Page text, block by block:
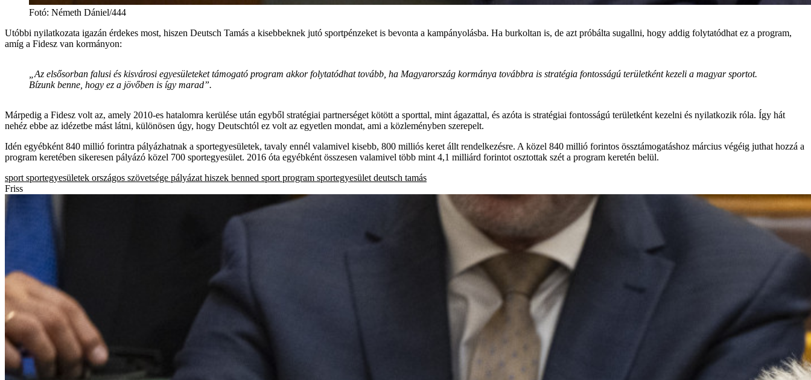
Fotó: Németh Dániel/444
Utóbbi nyilatkozata igazán érdekes most, hiszen Deutsch Tamás a kisebbeknek jutó sportpénzeket is bevonta a kampányolásba. Ha burkoltan is, de azt próbálta sugallni, hogy addig folytatódhat ez a program,
amíg a Fidesz van kormányon:
„Az elsősorban falusi és kisvárosi egyesületeket támogató program akkor folytatódhat tovább, ha Magyarország kormánya továbbra is stratégia fontosságú területként kezeli a magyar sportot.
Bízunk benne, hogy ez a jövőben is így marad”.
Márpedig a Fidesz volt az, amely 2010-es hatalomra kerülése után egyből stratégiai partnerséget kötött a sporttal, mint ágazattal, és azóta is stratégiai fontosságú területként kezelni és nyilatkozik róla. Így hát
nehéz ebbe az idézetbe mást látni, különösen úgy, hogy Deutschtól ez volt az egyetlen mondat, ami a közleményben szerepelt.
Idén egyébként 840 millió forintra pályázhatnak a sportegyesületek, tavaly ennél valamivel kisebb, 800 milliós keret állt rendelkezésre. A közel 840 millió forintos össztámogatáshoz március végéig juthat hozzá a
program keretében sikeresen pályázó közel 700 sportegyesület. 2016 óta egyébként összesen valamivel több mint 4,1 milliárd forintot osztottak szét a program keretén belül.
sport sportegyesületek országos szövetsége pályázat hiszek benned sport program sportegyesület deutsch tamás
Friss